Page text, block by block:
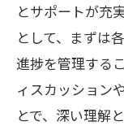
とサポートが充
として、まずは
進捗を管理する
ィスカッション
とで、深い理解